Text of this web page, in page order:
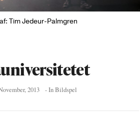
Tim Jedeur-Palmgren
2013 - InBildspel